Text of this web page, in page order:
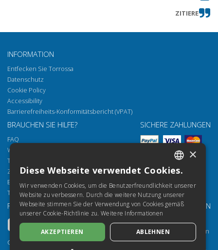
ZITIERE
INFORMATION
Entfecken Sie Torrossa
Datenschutz
Cookie Policy
Accessibility
Barrierefreiheits-Konformitätsbericht (VPAT)
BRAUCHEN SIE HILFE?
FAQ
Wie öffnen Sie unsere Dokumente
Torrossa Reader
Zugriffsmöglichkeiten
Email:helpdesk@torrossa.com
Tel: +39 055 5018800
SICHERE ZAHLUNGEN
FOLGEN SIE UNS
Copyright 2000-2026
UNSERE RESSOURCEN
Torrossa für Institutionen
Torrossa Open
ITALIAN
SPANISH
FRENCH
ENGLISH
GERMAN
×
Diese Webseite verwendet Cookies.
Wir verwenden Cookies, um die Benutzerfreundlichkeit unserer
Website zu verbessern. Durch die weitere Nutzung unserer
Webseite stimmen Sie der Verwendung von Cookies gemäß
unserer Cookie-Richtlinie zu. Weitere Informationen
AKZEPTIEREN ABLEHNEN